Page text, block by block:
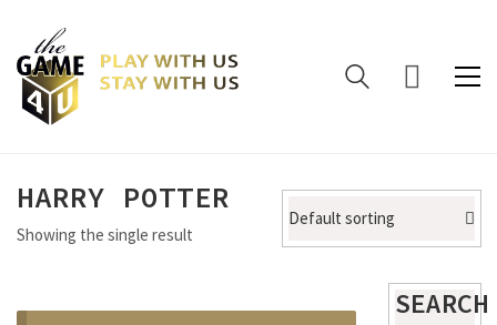
HARRY POTTER
Showing the single result
Default sorting
SEARCH